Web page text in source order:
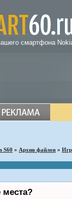
смартфона
S60 » Архив файлов »
места?